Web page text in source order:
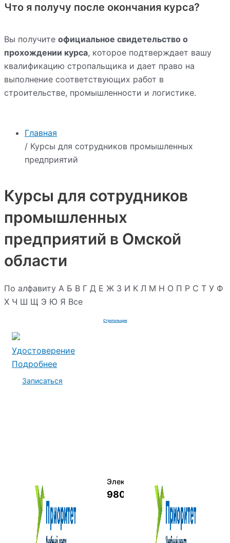
Главная
/ Курсы для сотрудников промышленных
предприятий
Курсы для сотрудников
промышленных
предприятий в Омской
области
По алфавиту А Б В Г Д Е Ж З И К Л М Н О П Р С Т У Ф
Х Ч Ш Щ Э Ю Я Все
Стропальщик
Удостоверение
Подробнее
Записаться
Электромеханик по ремонту и
9800 руб.
Что я получу после окончания курса?
Вы получите официальное свидетельство о
прохождении курса, которое подтверждает вашу
квалификацию стропальщика и дает право на
выполнение соответствующих работ в
строительстве, промышленности и логистике.